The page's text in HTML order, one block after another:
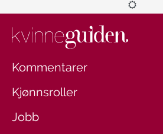
Kommentarer
Kjønnsroller
Jobb